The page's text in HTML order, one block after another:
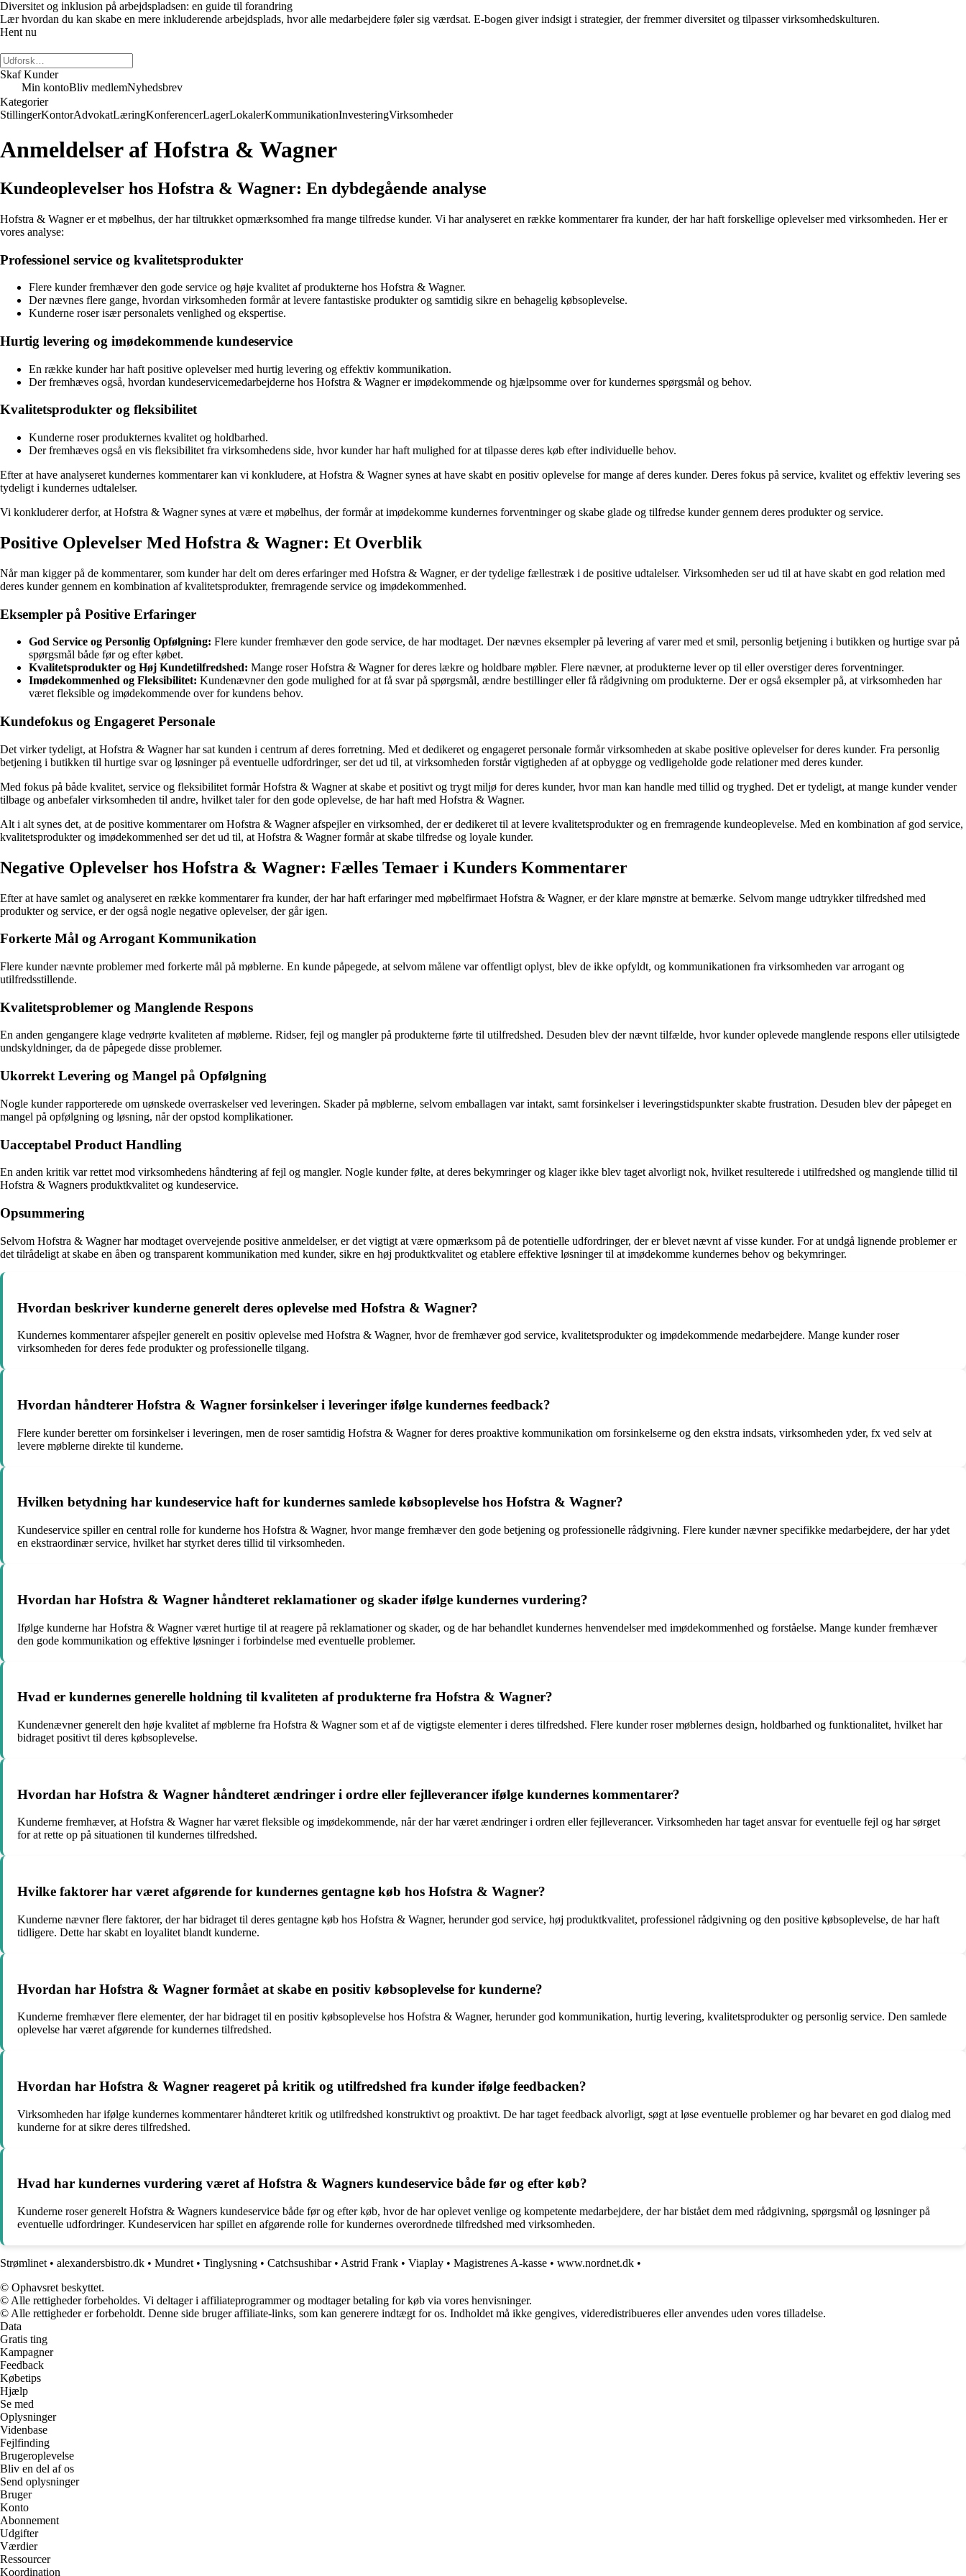
Diversitet og inklusion på arbejdspladsen: en guide til forandring
Lær hvordan du kan skabe en mere inkluderende arbejdsplads, hvor alle medarbejdere føler sig værdsat. E-bogen giver indsigt i strategier, der fremmer diversitet og tilpasser virksomhedskulturen.
Hent nu
Skaf Kunder
Min kontoBliv medlemNyhedsbrev
Kategorier
StillingerKontorAdvokatLæringKonferencerLagerLokalerKommunikationInvesteringVirksomheder
Anmeldelser af Hofstra & Wagner
Kundeoplevelser hos Hofstra & Wagner: En dybdegående analyse
Hofstra & Wagner er et møbelhus, der har tiltrukket opmærksomhed fra mange tilfredse kunder. Vi har analyseret en række kommentarer fra kunder, der har haft forskellige oplevelser med virksomheden. Her er
vores analyse:
Professionel service og kvalitetsprodukter
Flere kunder fremhæver den gode service og høje kvalitet af produkterne hos Hofstra & Wagner.
Der nævnes flere gange, hvordan virksomheden formår at levere fantastiske produkter og samtidig sikre en behagelig købsoplevelse.
Kunderne roser især personalets venlighed og ekspertise.
Hurtig levering og imødekommende kundeservice
En række kunder har haft positive oplevelser med hurtig levering og effektiv kommunikation.
Der fremhæves også, hvordan kundeservicemedarbejderne hos Hofstra & Wagner er imødekommende og hjælpsomme over for kundernes spørgsmål og behov.
Kvalitetsprodukter og fleksibilitet
Kunderne roser produkternes kvalitet og holdbarhed.
Der fremhæves også en vis fleksibilitet fra virksomhedens side, hvor kunder har haft mulighed for at tilpasse deres køb efter individuelle behov.
Efter at have analyseret kundernes kommentarer kan vi konkludere, at Hofstra & Wagner synes at have skabt en positiv oplevelse for mange af deres kunder. Deres fokus på service, kvalitet og effektiv levering ses
tydeligt i kundernes udtalelser.
Vi konkluderer derfor, at Hofstra & Wagner synes at være et møbelhus, der formår at imødekomme kundernes forventninger og skabe glade og tilfredse kunder gennem deres produkter og service.
Positive Oplevelser Med Hofstra & Wagner: Et Overblik
Når man kigger på de kommentarer, som kunder har delt om deres erfaringer med Hofstra & Wagner, er der tydelige fællestræk i de positive udtalelser. Virksomheden ser ud til at have skabt en god relation med
deres kunder gennem en kombination af kvalitetsprodukter, fremragende service og imødekommenhed.
Eksempler på Positive Erfaringer
God Service og Personlig Opfølgning: Flere kunder fremhæver den gode service, de har modtaget. Der nævnes eksempler på levering af varer med et smil, personlig betjening i butikken og hurtige svar på
spørgsmål både før og efter købet.
Kvalitetsprodukter og Høj Kundetilfredshed: Mange roser Hofstra & Wagner for deres lækre og holdbare møbler. Flere nævner, at produkterne lever op til eller overstiger deres forventninger.
Imødekommenhed og Fleksibilitet: Kundenævner den gode mulighed for at få svar på spørgsmål, ændre bestillinger eller få rådgivning om produkterne. Der er også eksempler på, at virksomheden har
været fleksible og imødekommende over for kundens behov.
Kundefokus og Engageret Personale
Det virker tydeligt, at Hofstra & Wagner har sat kunden i centrum af deres forretning. Med et dedikeret og engageret personale formår virksomheden at skabe positive oplevelser for deres kunder. Fra personlig
betjening i butikken til hurtige svar og løsninger på eventuelle udfordringer, ser det ud til, at virksomheden forstår vigtigheden af at opbygge og vedligeholde gode relationer med deres kunder.
Med fokus på både kvalitet, service og fleksibilitet formår Hofstra & Wagner at skabe et positivt og trygt miljø for deres kunder, hvor man kan handle med tillid og tryghed. Det er tydeligt, at mange kunder vender
tilbage og anbefaler virksomheden til andre, hvilket taler for den gode oplevelse, de har haft med Hofstra & Wagner.
Alt i alt synes det, at de positive kommentarer om Hofstra & Wagner afspejler en virksomhed, der er dedikeret til at levere kvalitetsprodukter og en fremragende kundeoplevelse. Med en kombination af god service,
kvalitetsprodukter og imødekommenhed ser det ud til, at Hofstra & Wagner formår at skabe tilfredse og loyale kunder.
Negative Oplevelser hos Hofstra & Wagner: Fælles Temaer i Kunders Kommentarer
Efter at have samlet og analyseret en række kommentarer fra kunder, der har haft erfaringer med møbelfirmaet Hofstra & Wagner, er der klare mønstre at bemærke. Selvom mange udtrykker tilfredshed med
produkter og service, er der også nogle negative oplevelser, der går igen.
Forkerte Mål og Arrogant Kommunikation
Flere kunder nævnte problemer med forkerte mål på møblerne. En kunde påpegede, at selvom målene var offentligt oplyst, blev de ikke opfyldt, og kommunikationen fra virksomheden var arrogant og
utilfredsstillende.
Kvalitetsproblemer og Manglende Respons
En anden gengangere klage vedrørte kvaliteten af møblerne. Ridser, fejl og mangler på produkterne førte til utilfredshed. Desuden blev der nævnt tilfælde, hvor kunder oplevede manglende respons eller utilsigtede
undskyldninger, da de påpegede disse problemer.
Ukorrekt Levering og Mangel på Opfølgning
Nogle kunder rapporterede om uønskede overraskelser ved leveringen. Skader på møblerne, selvom emballagen var intakt, samt forsinkelser i leveringstidspunkter skabte frustration. Desuden blev der påpeget en
mangel på opfølgning og løsning, når der opstod komplikationer.
Uacceptabel Product Handling
En anden kritik var rettet mod virksomhedens håndtering af fejl og mangler. Nogle kunder følte, at deres bekymringer og klager ikke blev taget alvorligt nok, hvilket resulterede i utilfredshed og manglende tillid til
Hofstra & Wagners produktkvalitet og kundeservice.
Opsummering
Selvom Hofstra & Wagner har modtaget overvejende positive anmeldelser, er det vigtigt at være opmærksom på de potentielle udfordringer, der er blevet nævnt af visse kunder. For at undgå lignende problemer er
det tilrådeligt at skabe en åben og transparent kommunikation med kunder, sikre en høj produktkvalitet og etablere effektive løsninger til at imødekomme kundernes behov og bekymringer.
Hvordan beskriver kunderne generelt deres oplevelse med Hofstra & Wagner?
Kundernes kommentarer afspejler generelt en positiv oplevelse med Hofstra & Wagner, hvor de fremhæver god service, kvalitetsprodukter og imødekommende medarbejdere. Mange kunder roser
virksomheden for deres fede produkter og professionelle tilgang.
Hvordan håndterer Hofstra & Wagner forsinkelser i leveringer ifølge kundernes feedback?
Flere kunder beretter om forsinkelser i leveringen, men de roser samtidig Hofstra & Wagner for deres proaktive kommunikation om forsinkelserne og den ekstra indsats, virksomheden yder, fx ved selv at
levere møblerne direkte til kunderne.
Hvilken betydning har kundeservice haft for kundernes samlede købsoplevelse hos Hofstra & Wagner?
Kundeservice spiller en central rolle for kunderne hos Hofstra & Wagner, hvor mange fremhæver den gode betjening og professionelle rådgivning. Flere kunder nævner specifikke medarbejdere, der har ydet
en ekstraordinær service, hvilket har styrket deres tillid til virksomheden.
Hvordan har Hofstra & Wagner håndteret reklamationer og skader ifølge kundernes vurdering?
Ifølge kunderne har Hofstra & Wagner været hurtige til at reagere på reklamationer og skader, og de har behandlet kundernes henvendelser med imødekommenhed og forståelse. Mange kunder fremhæver
den gode kommunikation og effektive løsninger i forbindelse med eventuelle problemer.
Hvad er kundernes generelle holdning til kvaliteten af produkterne fra Hofstra & Wagner?
Kundenævner generelt den høje kvalitet af møblerne fra Hofstra & Wagner som et af de vigtigste elementer i deres tilfredshed. Flere kunder roser møblernes design, holdbarhed og funktionalitet, hvilket har
bidraget positivt til deres købsoplevelse.
Hvordan har Hofstra & Wagner håndteret ændringer i ordre eller fejlleverancer ifølge kundernes kommentarer?
Kunderne fremhæver, at Hofstra & Wagner har været fleksible og imødekommende, når der har været ændringer i ordren eller fejlleverancer. Virksomheden har taget ansvar for eventuelle fejl og har sørget
for at rette op på situationen til kundernes tilfredshed.
Hvilke faktorer har været afgørende for kundernes gentagne køb hos Hofstra & Wagner?
Kunderne nævner flere faktorer, der har bidraget til deres gentagne køb hos Hofstra & Wagner, herunder god service, høj produktkvalitet, professionel rådgivning og den positive købsoplevelse, de har haft
tidligere. Dette har skabt en loyalitet blandt kunderne.
Hvordan har Hofstra & Wagner formået at skabe en positiv købsoplevelse for kunderne?
Kunderne fremhæver flere elementer, der har bidraget til en positiv købsoplevelse hos Hofstra & Wagner, herunder god kommunikation, hurtig levering, kvalitetsprodukter og personlig service. Den samlede
oplevelse har været afgørende for kundernes tilfredshed.
Hvordan har Hofstra & Wagner reageret på kritik og utilfredshed fra kunder ifølge feedbacken?
Virksomheden har ifølge kundernes kommentarer håndteret kritik og utilfredshed konstruktivt og proaktivt. De har taget feedback alvorligt, søgt at løse eventuelle problemer og har bevaret en god dialog med
kunderne for at sikre deres tilfredshed.
Hvad har kundernes vurdering været af Hofstra & Wagners kundeservice både før og efter køb?
Kunderne roser generelt Hofstra & Wagners kundeservice både før og efter køb, hvor de har oplevet venlige og kompetente medarbejdere, der har bistået dem med rådgivning, spørgsmål og løsninger på
eventuelle udfordringer. Kundeservicen har spillet en afgørende rolle for kundernes overordnede tilfredshed med virksomheden.
Strømlinet • alexandersbistro.dk • Mundret • Tinglysning • Catchsushibar• Astrid Frank • Viaplay • Magistrenes A-kasse • www.nordnet.dk •
© Ophavsret beskyttet.
© Alle rettigheder forbeholdes. Vi deltager i affiliateprogrammer og modtager betaling for køb via vores henvisninger.
© Alle rettigheder er forbeholdt. Denne side bruger affiliate-links, som kan generere indtægt for os. Indholdet må ikke gengives, videredistribueres eller anvendes uden vores tilladelse.
Data
Gratis ting
Kampagner
Feedback
Købetips
Hjælp
Se med
Oplysninger
Videnbase
Fejlfinding
Brugeroplevelse
Bliv en del af os
Send oplysninger
Bruger
Konto
Abonnement
Udgifter
Værdier
Ressourcer
Koordination